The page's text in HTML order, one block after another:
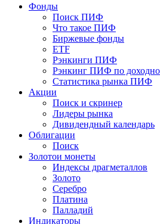
Фонды
Поиск ПИФ
Что такое ПИФ
Биржевые фонды
ETF
Рэнкинги ПИФ
Рэнкинг ПИФ по
Статистика рынка ПИФ
Акции
Поиск и скринер
Лидеры рынка
Дивидендный календарь
Облигации
Поиск
Золотои монеты
Индексы драгметаллов
Золото
Серебро
Платина
Палладий
Индикаторы